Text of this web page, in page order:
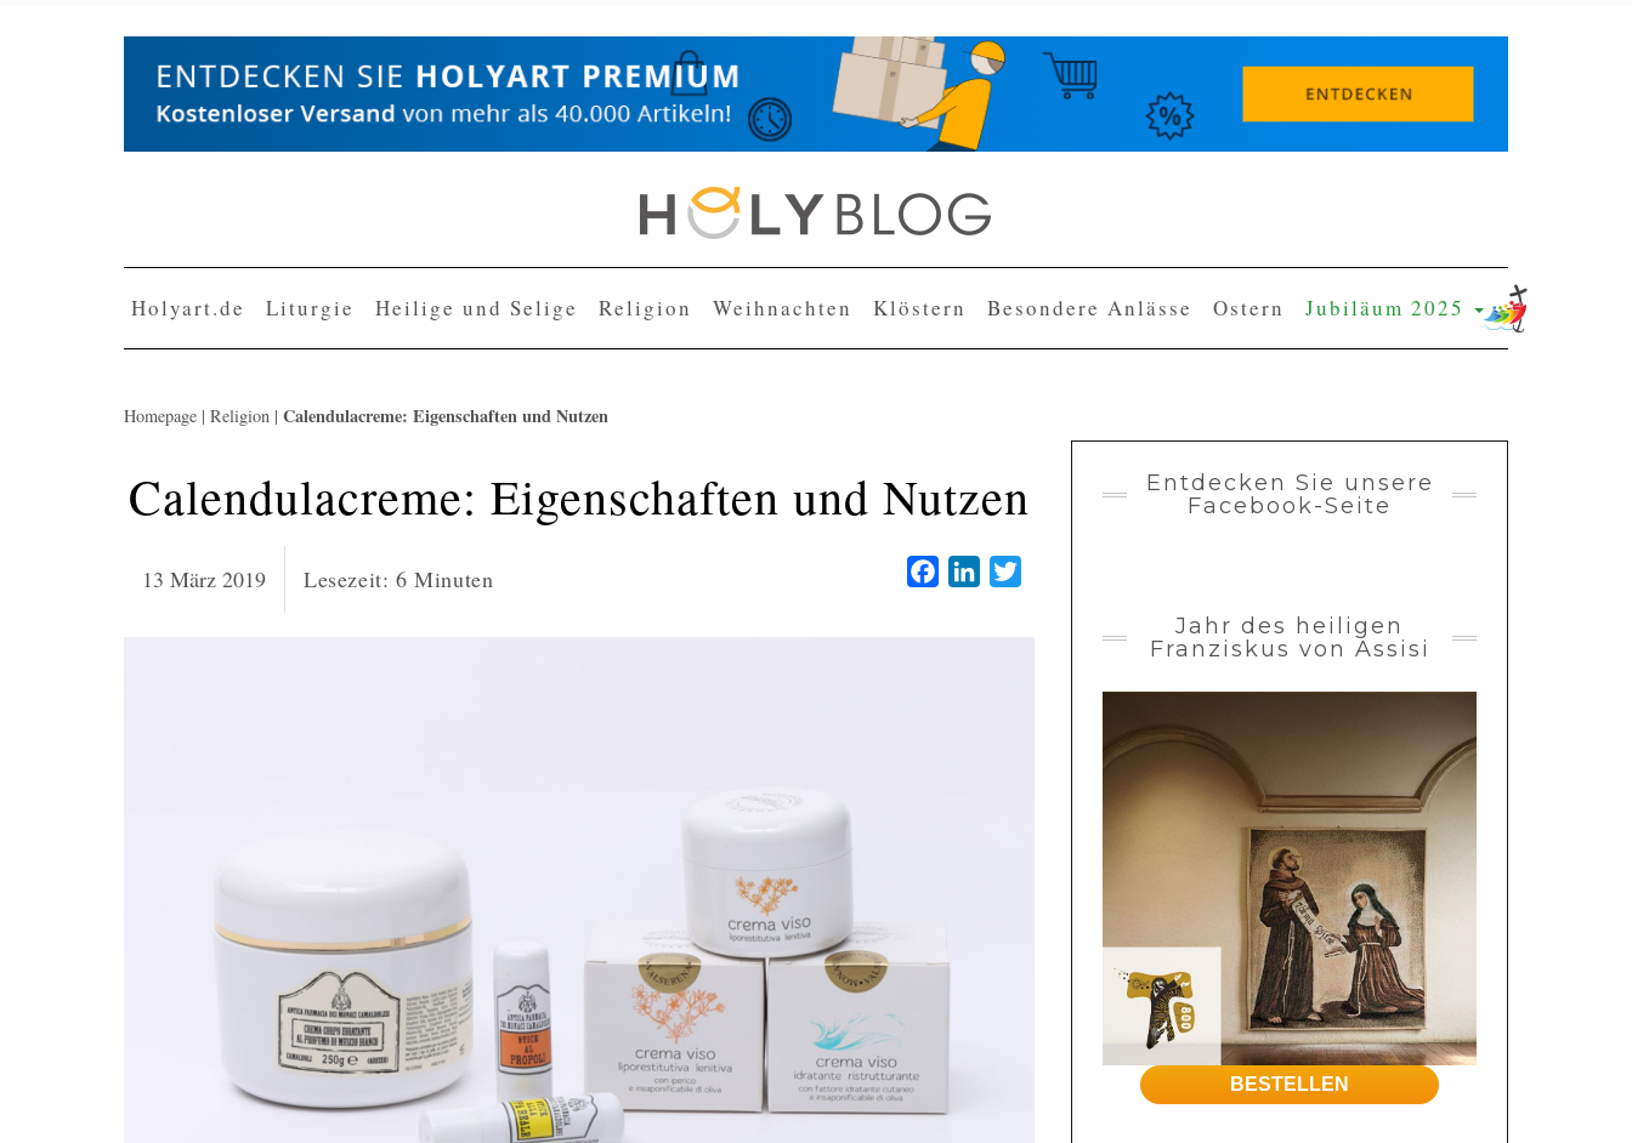
Holyart.de Liturgie Heilige und Selige Religion Weihnachten Klöstern Besondere Anlässe Ostern Jubiläum 2025
Homepage | Religion | Calendulacreme: Eigenschaften und Nutzen
Calendulacreme: Eigenschaften und Nutzen
13 März 2019 Lesezeit: 6 Minuten FacebookLinkedIn
Entdecken Sie unsere
Facebook-Seite
Jahr des heiligen
Franziskus von Assisi
BESTELLEN